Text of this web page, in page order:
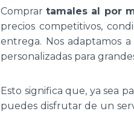
Comprartamales al por
precios competitivos,
entrega. Nos adaptamos
personalizadas para
Esto significa que, ya sea
puedes disfrutar de un